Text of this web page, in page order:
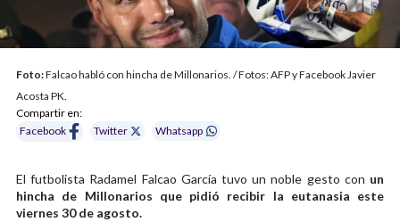
Foto:Falcao habló con hincha de Millonarios. / Fotos: AFP y Facebook Javier
Acosta PK.
Compartir en:
Facebook
Twitter Whatsapp
El futbolista Radamel Falcao García tuvo un noble gesto con un
hincha de Millonarios que pidió recibir la eutanasia este
viernes 30 de agosto.